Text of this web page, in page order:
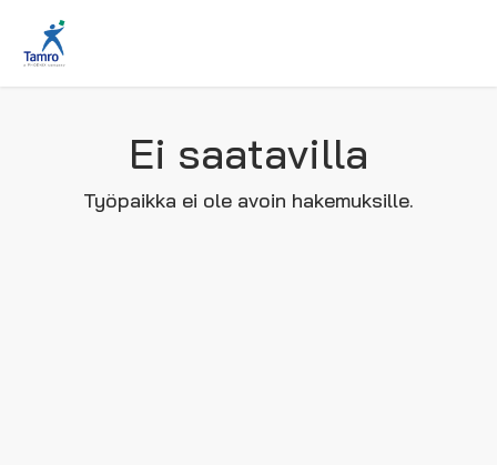
Ei saatavilla
Työpaikka ei ole avoin hakemuksille.